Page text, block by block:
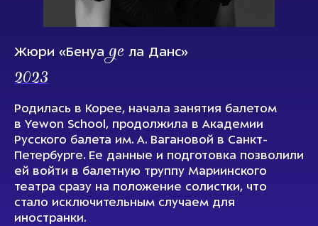
Жюри «Бенуа де ла Данс»
2023
Родилась в Корее, начала занятия балетом
в Yewon School, продолжила в Академии
Русского балета им. А. Вагановой в Санкт-
Петербурге. Ее данные и подготовка позволили
ей войти в балетную труппу Мариинского
театра сразу на положение солистки, что
стало исключительным случаем для
иностранки.